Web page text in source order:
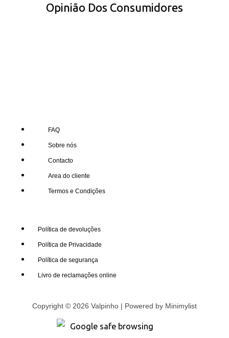
Opinião Dos Consumidores
FAQ
Sobre nós
Contacto
Area do cliente
Termos e Condições
Política de devoluções
Política de Privacidade
Política de segurança
Livro de reclamações online
Copyright © 2026 Valpinho | Powered by Minimylist